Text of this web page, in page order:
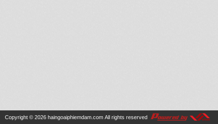
Copyright © 2026 haingoaiphiemdam.com All rights reserved